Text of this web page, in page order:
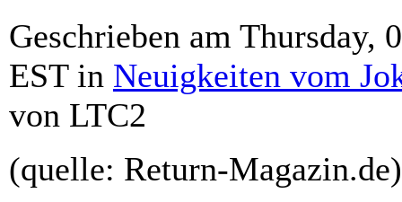
Geschrieben am Thursday,
EST in Neuigkeiten vom
von LTC2
(quelle: Return-Magazin.de)